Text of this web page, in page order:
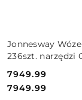
Jonnesway
236szt. narzędzi
Cena:
7949.99
Cena:
7949.99